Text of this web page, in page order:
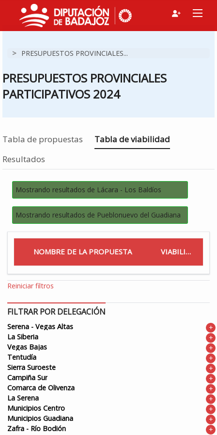
> PRESUPUESTOS PROVINCIALES...
PRESUPUESTOS PROVINCIALES
PARTICIPATIVOS 2024
Tabla de propuestas Estás en
Tabla de viabilidad
Resultados
Mostrando resultados de Lácara - Los Baldíos
Mostrando resultados de Pueblonuevo del Guadiana
NOMBRE DE LA PROPUESTA VIABILIDAD
Reiniciar filtros
FILTRAR POR DELEGACIÓN